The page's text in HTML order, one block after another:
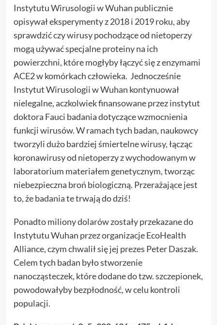
Instytutu Wirusologii w Wuhan publicznie
opisywał eksperymenty z 2018 i 2019 roku, aby
sprawdzić czy wirusy pochodzące od nietoperzy
mogą używać specjalne proteiny na ich
powierzchni, które mogłyby łączyć się z enzymami
ACE2 w komórkach człowieka. Jednocześnie
Instytut Wirusologii w Wuhan kontynuował
nielegalne, aczkolwiek finansowane przez instytut
doktora Fauci badania dotyczące wzmocnienia
funkcji wirusów. W ramach tych badan, naukowcy
tworzyli dużo bardziej śmiertelne wirusy, łącząc
koronawirusy od nietoperzy z wychodowanym w
laboratorium materiałem genetycznym, tworząc
niebezpieczna broń biologiczną. Przerażające jest
to, że badania te trwają do dziś!
Ponadto miliony dolarów zostały przekazane do
Instytutu Wuhan przez organizacje EcoHealth
Alliance, czym chwalił się jej prezes Peter Daszak.
Celem tych badan było stworzenie
nanocząsteczek, które dodane do tzw. szczepionek,
powodowałyby bezpłodność, w celu kontroli
populacji.